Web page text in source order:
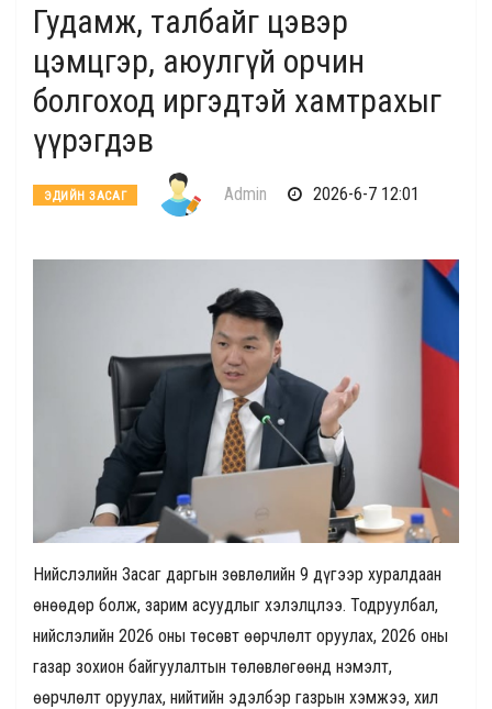
Гудамж, талбайг цэвэр
цэмцгэр, аюулгүй орчин
болгоход иргэдтэй хамтрахыг
үүрэгдэв
ЭДИЙН ЗАСАГ Admin 2026-6-7 12:01
Нийслэлийн Засаг даргын зөвлөлийн 9 дүгээр хуралдаан
өнөөдөр болж, зарим асуудлыг хэлэлцлээ. Тодруулбал,
нийслэлийн 2026 оны төсөвт өөрчлөлт оруулах, 2026 оны
газар зохион байгуулалтын төлөвлөгөөнд нэмэлт,
өөрчлөлт оруулах, нийтийн эдэлбэр газрын хэмжээ, хил